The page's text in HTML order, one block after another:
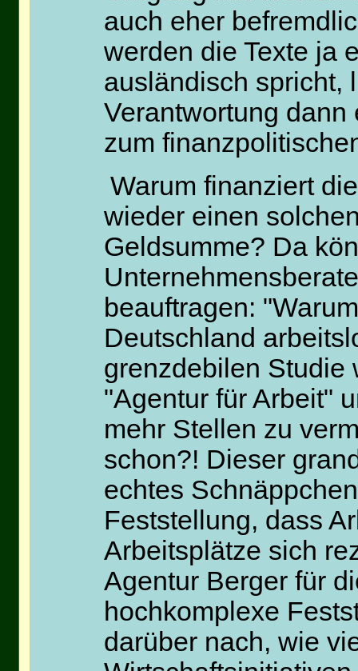
auch eher
werden die Texte ja
ausländisch spricht,
Verantwortung
zum
Warum finanziert
wieder einen
Geldsumme? Da
beauftragen:
Deutschland
grenzdebilen Studie
"Agentur für Arbeit"
mehr Stellen zu
schon?! Dieser
echtes
Feststellung, dass
Arbeitsplätze sich
Agentur Berger für
hochkomplexe
darüber nach, wie